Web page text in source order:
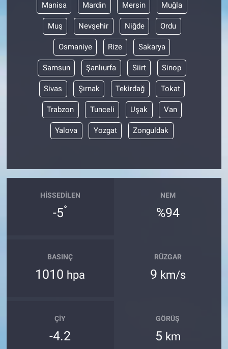
Manisa Mardin Mersin Muğla
Muş Nevşehir Niğde Ordu
Osmaniye Rize Sakarya
Samsun Şanlıurfa Siirt Sinop
Sivas Şırnak Tekirdağ Tokat
Trabzon Tunceli Uşak Van
Yalova Yozgat Zonguldak
HISSEDILEN
-5°
NEM
%94
BASINÇ
1010 hpa
RÜZGAR
9 km/s
ÇIY
-4.2
GÖRÜŞ
5 km